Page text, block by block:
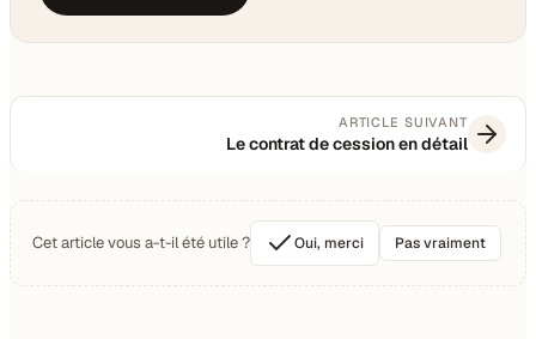
ARTICLE SUIVANT
Le contrat de cession en détail
Cet article vous a-t-il été utile ? Oui, merci Pas vraiment